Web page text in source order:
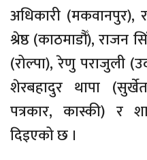
अधिकारी (मकवानपुर),
श्रेष्ठ (काठमाडौँ), राजन
(रोल्पा), रेणु पराजुली
शेरबहादुर थापा
पत्रकार, कास्की) र
दिइएको छ ।